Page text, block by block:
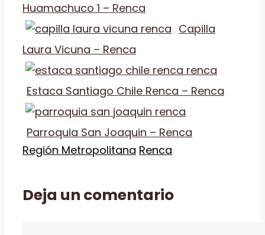
Huamachuco 1 – Renca
Capilla
Laura Vicuna – Renca
Estaca Santiago Chile Renca – Renca
Parroquia San Joaquin – Renca
Categorías
Región Metropolitana Etiquetas
Renca
Deja un comentario